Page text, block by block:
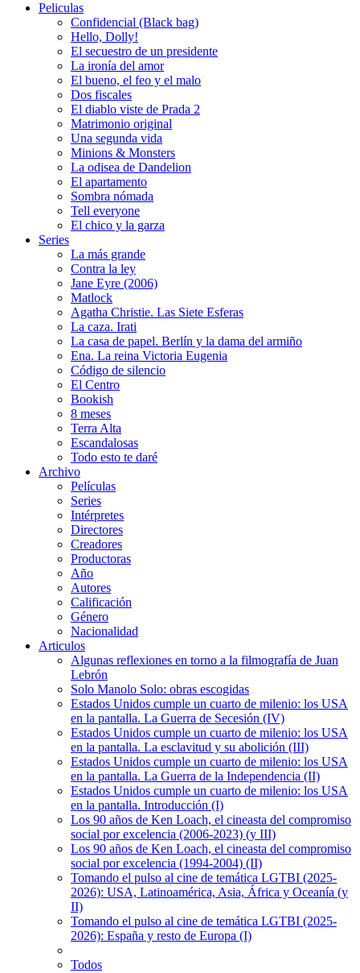
Peliculas
Confidencial (Black bag)
Hello, Dolly!
El secuestro de un presidente
La ironía del amor
El bueno, el feo y el malo
Dos fiscales
El diablo viste de Prada 2
Matrimonio original
Una segunda vida
Minions & Monsters
La odisea de Dandelion
El apartamento
Sombra nómada
Tell everyone
El chico y la garza
Series
La más grande
Contra la ley
Jane Eyre (2006)
Matlock
Agatha Christie. Las Siete Esferas
La caza. Irati
La casa de papel. Berlín y la dama del armiño
Ena. La reina Victoria Eugenia
Código de silencio
El Centro
Bookish
8 meses
Terra Alta
Escandalosas
Todo esto te daré
Archivo
Películas
Series
Intérpretes
Directores
Creadores
Productoras
Año
Autores
Calificación
Género
Nacionalidad
Articulos
Algunas reflexiones en torno a la filmografía de Juan
Lebrón
Solo Manolo Solo: obras escogidas
Estados Unidos cumple un cuarto de milenio: los USA
en la pantalla. La Guerra de Secesión (IV)
Estados Unidos cumple un cuarto de milenio: los USA
en la pantalla. La esclavitud y su abolición (III)
Estados Unidos cumple un cuarto de milenio: los USA
en la pantalla. La Guerra de la Independencia (II)
Estados Unidos cumple un cuarto de milenio: los USA
en la pantalla. Introducción (I)
Los 90 años de Ken Loach, el cineasta del compromiso
social por excelencia (2006-2023) (y III)
Los 90 años de Ken Loach, el cineasta del compromiso
social por excelencia (1994-2004) (II)
Tomando el pulso al cine de temática LGTBI (2025-
2026): USA, Latinoamérica, Asia, África y Oceanía (y
II)
Tomando el pulso al cine de temática LGTBI (2025-
2026): España y resto de Europa (I)
Todos